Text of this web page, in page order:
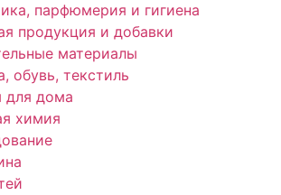
парфюмерия и гигиена
продукция и добавки
материалы
обувь, текстиль
для дома
химия